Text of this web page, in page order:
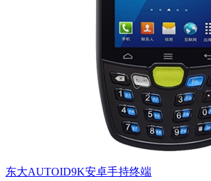
东大AUTOID9K安卓手持终端